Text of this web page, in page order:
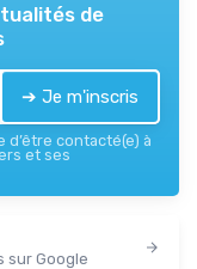
de
➔ Je m'inscris
d’être contacté(e) à
et ses
sur Google